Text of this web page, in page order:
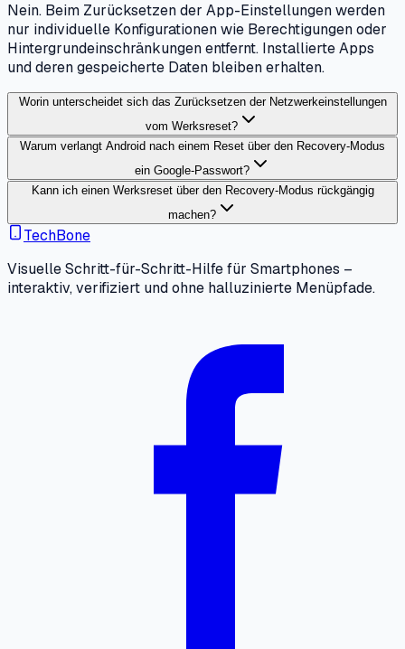
Nein. Beim Zurücksetzen der App-Einstellungen werden
nur individuelle Konfigurationen wie Berechtigungen oder
Hintergrundeinschränkungen entfernt. Installierte Apps
und deren gespeicherte Daten bleiben erhalten.
Worin unterscheidet sich das Zurücksetzen der Netzwerkeinstellungen
vom Werksreset?
Warum verlangt Android nach einem Reset über den Recovery-Modus
ein Google-Passwort?
Kann ich einen Werksreset über den Recovery-Modus rückgängig
machen?
TechBone
Visuelle Schritt-für-Schritt-Hilfe für Smartphones –
interaktiv, verifiziert und ohne halluzinierte Menüpfade.